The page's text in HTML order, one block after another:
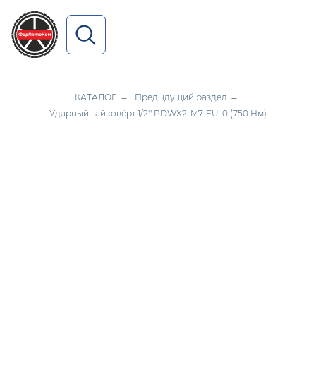
КАТАЛОГ → Предыдущий раздел →
Ударный гайковёрт 1/2'' PDWX2-M7-EU-0 (750 Нм)